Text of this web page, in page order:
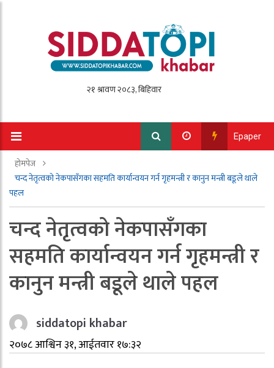
Epaper
होमपेज
चन्द नेतृत्वको नेकपासँगका सहमति कार्यान्वयन गर्न गृहमन्त्री र कानुन मन्त्री बडूले थाले
पहल
चन्द नेतृत्वको नेकपासँगका
सहमति कार्यान्वयन गर्न गृहमन्त्री र
कानुन मन्त्री बडूले थाले पहल
siddatopi khabar
२०७८ आश्विन ३१, आईतवार १७:३२